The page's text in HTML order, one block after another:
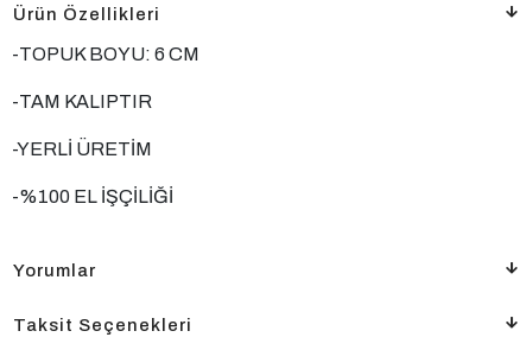
Ürün Özellikleri
-TOPUK BOYU: 6 CM
-TAM KALIPTIR
-YERLİ ÜRETİM
-%100 EL İŞÇİLİĞİ
Yorumlar
Taksit Seçenekleri